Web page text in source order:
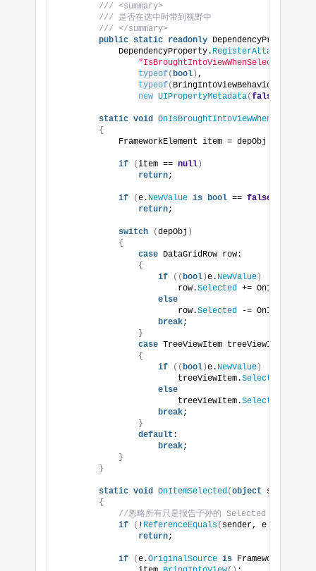
/// <summary>
/// 是否在选中时带到视野中
/// </summary>
public static readonly DependencyProperty
            DependencyProperty.
RegisterAttached
"IsBroughtIntoViewWhenSelected"
typeof( bool) ,
typeof( BringIntoViewBehavior
new UIPropertyMetadata(false
static void
{
            FrameworkElement item = depObj
if (item == null)
return;
if (e. NewValue is bool == false
return;
switch (depObj )
{
case DataGridRow row:
{
if
(( bool)e. NewValue)
                        row.
Selected +=
else
                        row.
Selected -=
break;
}
case TreeViewItem treeViewItem:
{
if
(( bool)e. NewValue)
                        treeViewItem.
Selected
else
                        treeViewItem.
Selected
break;
}
default :
break;
}
}
static void OnItemSelected (object sender,
{
//忽略所有只是报告子孙的 Selected 被触发的祖
if
( ! ReferenceEquals( sender, e.
return;
if (e.OriginalSource is